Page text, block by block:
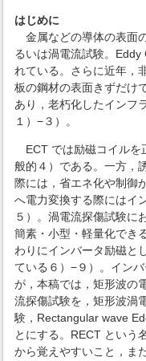
はじめに
金属などの導体の表面
るいは渦電流試験。
れている。さらに近年，
板の鋼材の表面きずだけ
あり，老朽化したインフ
１）−３）。
ECT では励磁コイル
般的４）である。一方，
際には，省エネ化や制御
へ電力変換する際にはイ
５）。渦電流探傷試験に
簡素・小型・軽量化でき
わりにインバータ励磁と
ている６）−９）。イン
が，本稿では，矩形波の
流探傷試験を，矩形波渦
験，Rectangular wave
とにする。RECT という
から覚えやすいこと，ま